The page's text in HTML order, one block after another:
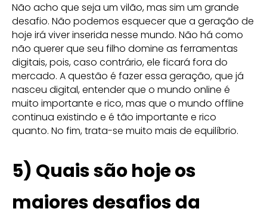
Não acho que seja um vilão, mas sim um grande
desafio. Não podemos esquecer que a geração de
hoje irá viver inserida nesse mundo. Não há como
não querer que seu filho domine as ferramentas
digitais, pois, caso contrário, ele ficará fora do
mercado. A questão é fazer essa geração, que já
nasceu digital, entender que o mundo online é
muito importante e rico, mas que o mundo offline
continua existindo e é tão importante e rico
quanto. No fim, trata-se muito mais de equilíbrio.
5) Quais são hoje os
maiores desafios da